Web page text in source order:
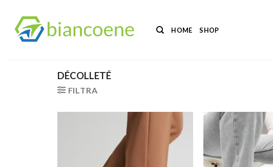
contenuti
HOME SHOP
DÉCOLLETÉ
FILTRA